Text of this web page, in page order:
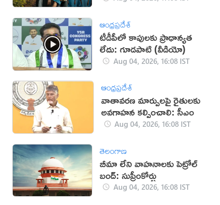
ఆంధ్రప్రదేశ్
టీడీపీలో కాపులకు ప్రాధాన్యత
లేదు: గూడపాటి (వీడియో)
Aug 04, 2026, 16:08 IST
ఆంధ్రప్రదేశ్
వాతావరణ మార్పులపై రైతులకు
అవగాహన కల్పించాలి: సీఎం
Aug 04, 2026, 16:08 IST
తెలంగాణ
బీమా లేని వాహనాలకు పెట్రోల్
బంద్: సుప్రీంకోర్టు
Aug 04, 2026, 16:08 IST